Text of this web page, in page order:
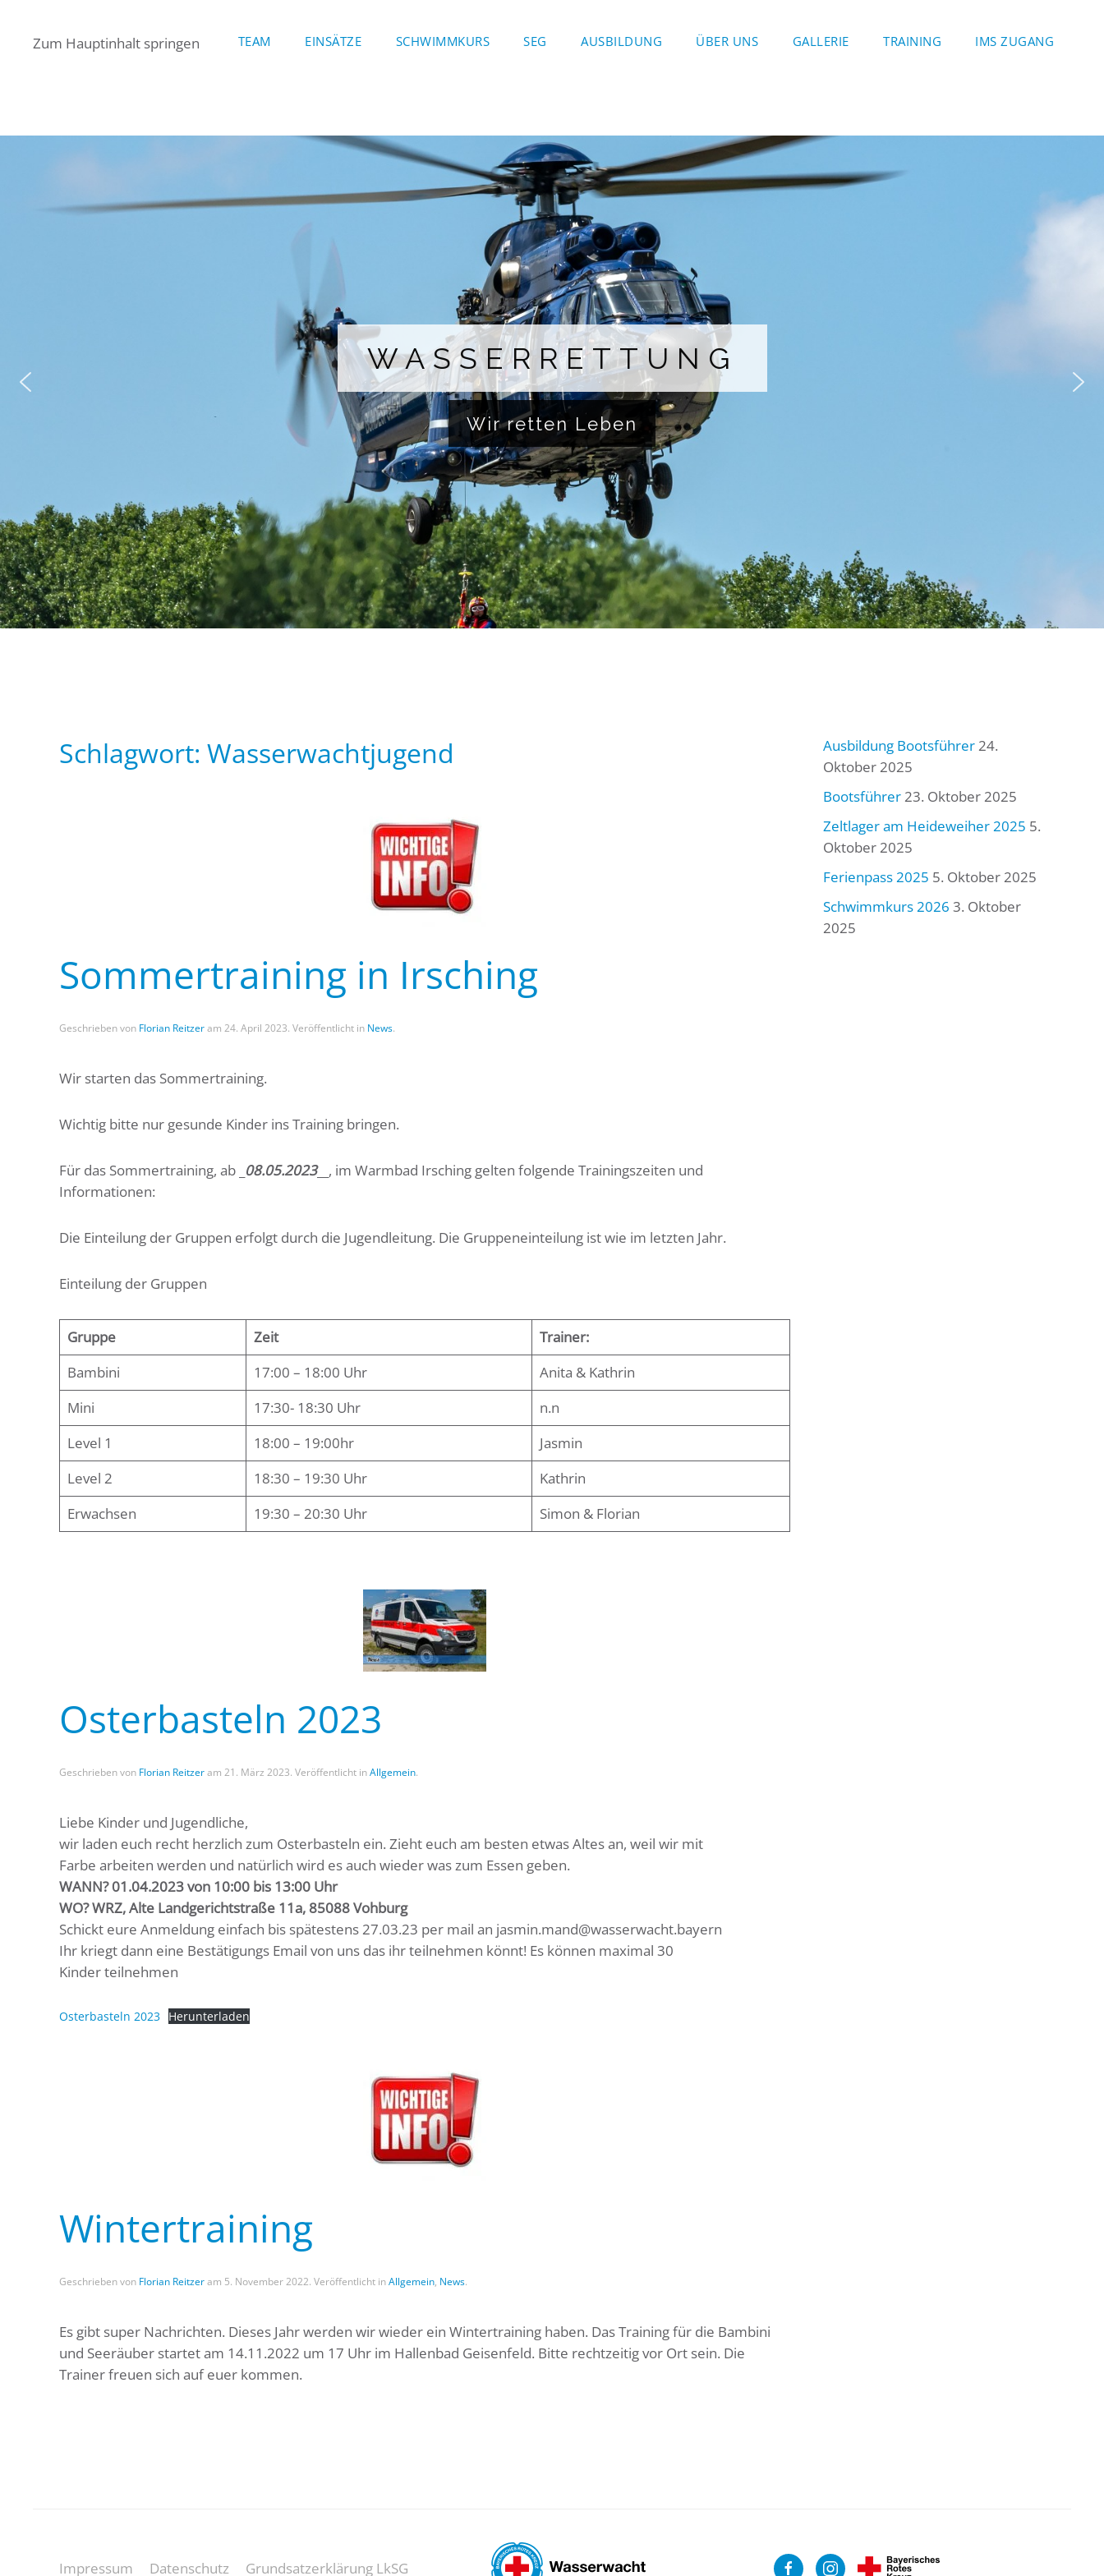
Zum Hauptinhalt springen TEAM EINSÄTZE SCHWIMMKURS SEG AUSBILDUNG ÜBER UNS GALLERIE TRAINING IMS ZUGANG
WASSERRETTUNG
Wir retten Leben
Schlagwort: Wasserwachtjugend
Sommertraining in Irsching
Geschrieben von Florian Reitzeram 24. April 2023. Veröffentlicht in News.
Wir starten das Sommertraining.
Wichtig bitte nur gesunde Kinder ins Training bringen.
Für das Sommertraining, ab _ 08.05.2023__, im Warmbad Irsching gelten folgende Trainingszeiten und
Informationen:
Die Einteilung der Gruppen erfolgt durch die Jugendleitung. Die Gruppeneinteilung ist wie im letzten Jahr.
Einteilung der Gruppen
Gruppe Zeit
Trainer:
Bambini
17:00 – 18:00 Uhr
Anita & Kathrin
Mini
17:30- 18:30 Uhr
n.n
Level 1
18:00 – 19:00hr
Jasmin
Level 2
18:30 – 19:30 Uhr
Kathrin
Erwachsen
19:30 – 20:30 Uhr Simon & Florian
Osterbasteln 2023
Geschrieben von Florian Reitzeram 21. März 2023. Veröffentlicht inAllgemein.
Liebe Kinder und Jugendliche,
wir laden euch recht herzlich zum Osterbasteln ein. Zieht euch am besten etwas Altes an, weil wir mit
Farbe arbeiten werden und natürlich wird es auch wieder was zum Essen geben.
WANN? 01.04.2023 von 10:00 bis 13:00 Uhr
WO? WRZ, Alte Landgerichtstraße 11a, 85088 Vohburg
Schickt eure Anmeldung einfach bis spätestens 27.03.23 per mail an jasmin.mand@wasserwacht.bayern
Ihr kriegt dann eine Bestätigungs Email von uns das ihr teilnehmen könnt! Es können maximal 30
Kinder teilnehmen
Osterbasteln 2023 Herunterladen
Wintertraining
Geschrieben von Florian Reitzeram 5. November 2022. Veröffentlicht inAllgemein, News.
Es gibt super Nachrichten. Dieses Jahr werden wir wieder ein Wintertraining haben. Das Training für die Bambini
und Seeräuber startet am 14.11.2022 um 17 Uhr im Hallenbad Geisenfeld. Bitte rechtzeitig vor Ort sein. Die
Trainer freuen sich auf euer kommen.
Ausbildung Bootsführer24.
Oktober 2025
Bootsführer23. Oktober 2025
Zeltlager am Heideweiher 2025 5.
Oktober 2025
Ferienpass 2025 5. Oktober 2025
Schwimmkurs 2026 3. Oktober
2025
Impressum Datenschutz Grundsatzerklärung LkSG